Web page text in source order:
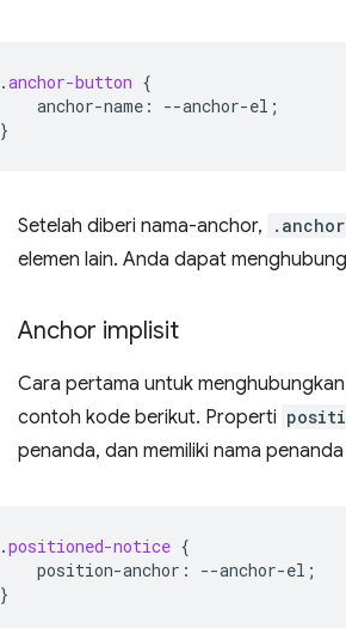
.anchor-button {
anchor-name : --anchor-el ;
}
Setelah diberi nama-anchor,
elemen lain. Anda dapat
Anchor implisit
Cara pertama untuk
contoh kode berikut. Properti
penanda, dan memiliki nama
.positioned-notice {
position-anchor : --anchor-el ;
}